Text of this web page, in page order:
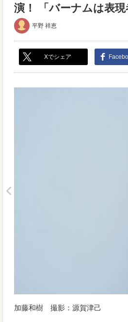
演！ 「バーナムは表現
平野 祥恵
Xでシェア
加藤和樹 撮影：源賀津己